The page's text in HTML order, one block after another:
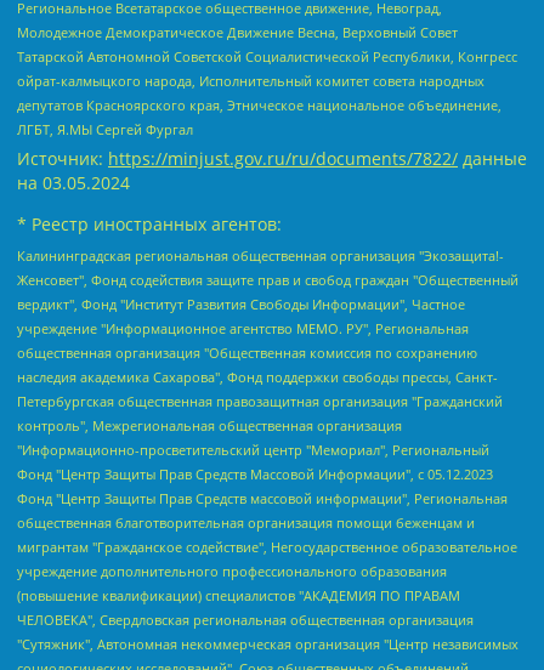
Региональное Всетатарское общественное движение, Невоград,
Молодежное Демократическое Движение Весна, Верховный Совет
Татарской Автономной Советской Социалистической Республики, Конгресс
ойрат-калмыцкого народа, Исполнительный комитет совета народных
депутатов Красноярского края, Этническое национальное объединение,
ЛГБТ, Я.МЫ Сергей Фургал
Источник: https://minjust.gov.ru/ru/documents/7822/ данные
на 03.05.2024
* Реестр иностранных агентов:
Калининградская региональная общественная организация "Экозащита!-Женсовет", Фонд содействия защите прав и свобод граждан "Общественный вердикт", Фонд "Институт Развития Свободы Информации", Частное учреждение "Информационное агентство МЕМО. РУ", Региональная общественная организация "Общественная комиссия по сохранению наследия академика Сахарова", Фонд поддержки свободы прессы, Санкт-Петербургская общественная правозащитная организация "Гражданский контроль", Межрегиональная общественная организация "Информационно-просветительский центр "Мемориал", Региональный Фонд "Центр Защиты Прав Средств Массовой Информации", с 05.12.2023 Фонд "Центр Защиты Прав Средств массовой информации", Региональная общественная благотворительная организация помощи беженцам и мигрантам "Гражданское содействие", Негосударственное образовательное учреждение дополнительного профессионального образования (повышение квалификации) специалистов "АКАДЕМИЯ ПО ПРАВАМ ЧЕЛОВЕКА", Свердловская региональная общественная организация "Сутяжник", Автономная некоммерческая организация "Центр независимых социологических исследований", Союз общественных объединений "Российский исследовательский центр по правам человека", Региональное общественное учреждение научно-информационный центр "МЕМОРИАЛ", Некоммерческая организация "Фонд защиты гласности", Автономная некоммерческая организация "Институт прав человека", Городская общественная организация "Екатеринбургское общество "МЕМОРИАЛ", Городская общественная организация "Рязанское историко-просветительское и правозащитное общество "Мемориал" (Рязанский Мемориал), Челябинский региональный орган общественной самодеятельности – женское общественное объединение "Женщины Евразии", Челябинский региональный орган общественной самодеятельности "Уральская правозащитная группа", Фонд содействия защите здоровья и социальной справедливости имени Андрея Рылькова, Автономная Некоммерческая Организация "Аналитический Центр Юрия Левады", Автономная некоммерческая организация социальной поддержки населения "Проект Апрель", Региональная общественная организация помощи женщинам и детям, находящимся в кризисной ситуации "Информационно-методический центр "Анна", Фонд содействия развитию массовых коммуникаций и правовому просвещению "Так-так-Так", Фонд содействия устойчивому развитию "Серебряная тайга", Свердловский региональный общественный фонд социальных проектов "Новое время", "Idel.Реалии", Кавказ.Реалии, Крым.Реалии, Телеканал Настоящее Время, Татаро-башкирская служба Радио Свобода (Azatliq Radiosi), Радио Свободная Европа/Радио Свобода (PCE/PC), "Сибирь.Реалии", "Фактограф", Благотворительный фонд помощи осужденным и их семьям, Автономная некоммерческая организация "Институт глобализации и социальных движений", Фонд "В защиту прав заключенных", Частное учреждение "Центр поддержки и содействия развитию средств массовой информации", Пензенский региональный общественный благотворительный фонд "Гражданский союз", "Север.Реалии", Некоммерческая организация Фонд "Правовая инициатива", Общество с ограниченной ответственностью "Радио Свободная Европа/Радио Свобода", Чешское информационное агентство "MEDIUM-ORIENT", Красноярская региональная общественная организация "Мы против СПИДа", Камалягин Денис Николаевич, Маркелов Сергей Евгеньевич, Пономарев Лев Александрович, Савицкая Людмила Алексеевна, Автономная некоммерческая организация "Центр по работе с проблемой насилия "НАСИЛИЮ.НЕТ", Межрегиональный профессиональный союз работников здравоохранения "Альянс врачей", Юридическое лицо, зарегистрированное в Латвийской Республике, SIA "Medusa Project" (регистрационный номер 40103797863, дата регистрации 10.06.2014), Некоммерческая организация "Фонд по борьбе с коррупцией", Автономная некоммерческая организация "Институт права и публичной политики", Баданин Роман Сергеевич, Гликин Максим Александрович, Железнова Мария Михайловна, Лукьянова Юлия Сергеевна, Маетная Елизавета Витальевна, Маняхин Петр Борисович, Чуракова Ольга Владимировна, Ярош Юлия Петровна, Юридическое лицо "The Insider SIA", зарегистрированное в Риге, Латвийская Республика (дата регистрации 26.06.2015), являющееся администратором доменного имени интернет-издания "The Insider SIA", https://theins.ru, Постернак Алексей Евгеньевич, Рубин Михаил Аркадьевич, Анин Роман Александрович, Юридическое лицо Istories fonds, зарегистрированное в Латвийской Республике (регистрационный номер 50008295751, дата регистрации 24.02.2020), Великовский Дмитрий Александрович, Долинина Ирина Николаевна, Мароховская Алеся Алексеевна, Шлейнов Роман Юрьевич, Шмагун Олеся Валентиновна, Общество с ограниченной ответственностью "Альтаир 2021", Общество с ограниченной ответственностью "Вега 2021", Общество с ограниченной ответственностью "Главный редактор 2021", Общество с ограниченной ответственностью "Ромашки монолит", Важенков Артем Валерьевич, Ивановская областная общественная организация "Центр гендерных исследований", Гурман Юрий Альбертович, Медиапроект "ОВД-Инфо", Егоров Владимир Владимирович, Жилинский Владимир Александрович, Общество с ограниченной ответственностью "ЗП", Иванова София Юрьевна, Карезина Инна Павловна, Кильтау Екатерина Викторовна, Петров Алексей Викторович, Пискунов Сергей Евгеньевич, Смирнов Сергей Сергеевич, Тихонов Михаил Сергеевич, Общество с ограниченной ответственностью "ЖУРНАЛИСТ-ИНОСТРАННЫЙ АГЕНТ", Арапова Галина Юрьевна, Вольтская Татьяна Анатольевна, Американская компания "Mason G.E.S. Anonymous Foundation" (США), являющаяся владельцем интернет-издания https://mnews.world/, Компания "Stichting Bellingcat", зарегистрированная в Нидерландах (дата регистрации 11.07.2018), Захаров Андрей Вячеславович, Клепиковская Екатерина Дмитриевна, Общество с ограниченной ответственностью "МЕМО", Перл Роман Александрович, Симонов Евгений Алексеевич, Соловьева Елена Анатольевна, Сотников Даниил Владимирович, Сурначева Елизавета Дмитриевна, Автономная некоммерческая организация по защите прав человека и информированию населения "Якутия – Наше Мнение", Общество с ограниченной ответственностью "Москоу диджитал медиа", с 26.01.2023 Общество с ограниченной ответственностью "Чайка Белые сады", Ветошкина Валерия Валерьевна, Заговора Максим Александрович, Межрегиональное общественное движение "Российская ЛГБТ - сеть", Оленичев Максим Владимирович, Павлов Иван Юрьевич, Скворцова Елена Сергеевна, Общество с ограниченной ответственностью "Как бы инагент", Кочетков Игорь Викторович, Общество с ограниченной ответственностью "Честные выборы", Еланчик Олег Александрович, Общество с ограниченной ответственностью "Нобелевский призыв", Гималова Регина Эмилевна, Григорьев Андрей Валерьевич, Григорьева Алина Александровна, Ассоциация по содействию защите прав призывников, альтернативнослужащих и военнослужащих "Правозащитная группа "Гражданин.Армия.Право", Хисамова Регина Фаритовна, Автономная некоммерческая организация по реализации социально-правовых программ "Лилит", Дальневосточное общественное движение "Маяк", Санкт-Петербургская ЛГБТ-инициативная группа "Выход", Инициативная группа ЛГБТ+ "Реверс", Алексеев Андрей Викторович, Бекбулатова Таисия Львовна, Беляев Иван Михайлович, Владыкина Елена Сергеевна, Гельман Марат Александрович, Никульшина Вероника Юрьевна, Толоконникова Надежда Андреевна, Шендерович Виктор Анатольевич, Общество с ограниченной ответственностью "Данное сообщение", Общество с ограниченной ответственностью Издательский дом "Новая глава", Айнбиндер Александра Александровна, Московский комьюнити-центр для ЛГБТ+инициатив, Благотворительный фонд развития филантропии, Deutsche Welle (Германия, Kurt-Schumacher-Strasse 3, 53113 Bonn), Борзунова Мария Михайловна, Воробьев Виктор Викторович, Голубева Анна Львовна, Константинова Алла Михайловна, Малкова Ирина Владимировна, Мурадов Мурад Абдулгалимович, Осетинская Елизавета Николаевна, Понасенков Евгений Николаевич, Ганапольский Матвей Юрьевич, Киселев Евгений Алексеевич, Борухович Ирина Григорьевна, Дремин Иван Тимофеевич, Дубровский Дмитрий Викторович, Красноярская региональная общественная организация поддержки и развития альтернативных образовательных технологий и межкультурных коммуникаций "ИНТЕРРА", Маяковская Екатерина Алексеевна, Фейгин Марк Захарович, Филимонов Андрей Викторович, Дзугкоева Регина Николаевна, Доброхотов Роман Александрович, Дудь Юрий Александрович, Елкин Сергей Владимирович, Кругликов Кирилл Игоревич, Сабунаева Мария Леонидовна, Семенов Алексей Владимирович, Шаинян Карен Багратович, Шульман Екатерина Михайловна, Асафьев Артур Валерьевич, Вахштайн Виктор Семенович, Венедиктов Алексей Алексеевич, Лушникова Екатерина Евгеньевна, Волков Леонид Михайлович, Невзоров Александр Глебович, Пархоменко Сергей Борисович, Сироткин Ярослав Николаевич, Кара-Мурза Владимир Владимирович, Баранова Наталья Владимировна, Гозман Леонид Яковлевич, Кагарлицкий Борис Юльевич, Климарев Михаил Валерьевич, Милов Владимир Станиславович, Автономная некоммерческая организация Краснодарский центр современного искусства "Типография", Моргенштерн Алишер Тагирович, Соболь Любовь Эдуардовна, Общество с ограниченной ответственностью "ЛИЗА НОРМ", Каспаров Гарри Кимович, Ходорковский Михаил Борисович, Общество с ограниченной ответственностью "Апрельские тезисы", Данилович Ирина Брониславовна, Кашин Олег Владимирович, Петров Николай Владимирович, Пивоваров Алексей Владимирович, Соколов Михаил Владимирович, Цветкова Юлия Владимировна, Чичваркин Евгений Александрович, Комитет против пыток/Команда против пыток, Общество с ограниченной ответственностью "Первый научный", Общество с ограниченной ответственностью "Вертолет и ко", Белоцерковская Вероника Борисовна, Кац Максим Евгеньевич, Лазарева Татьяна Юрьевна, Шаведдинов Руслан Табризович, Яшин Илья Валерьевич, Общество с ограниченной ответственностью "Иноагент ААВ", Алешковский Дмитрий Петрович, Альбац Евгения Марковна, Быков Дмитрий Львович, Галямина Юлия Евгеньевна, Лойко Сергей Леонидович, Мартынов Кирилл Константинович, Медведев Сергей Александрович, Крашенинников Федор Геннадиевич, Гордеева Катерина Вл